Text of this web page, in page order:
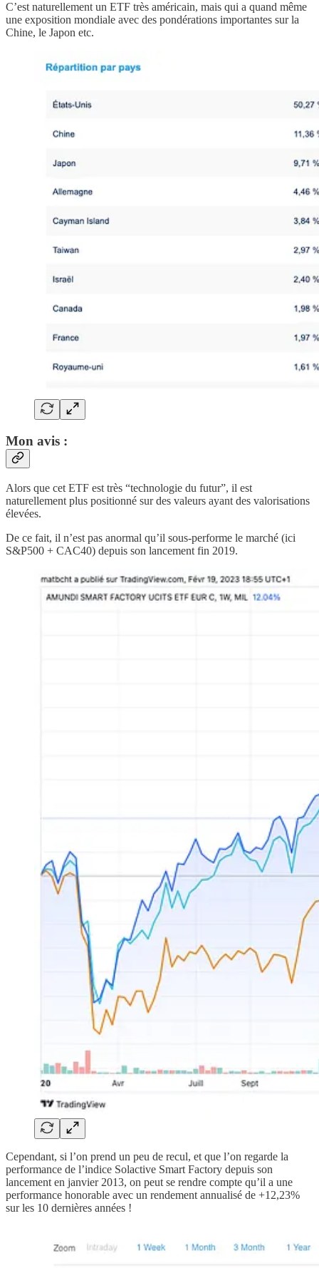
C’est naturellement un ETF très américain, mais qui a quand même
une exposition mondiale avec des pondérations importantes sur la
Chine, le Japon etc.
Mon avis :
Alors que cet ETF est très “technologie du futur”, il est
naturellement plus positionné sur des valeurs ayant des valorisations
élevées.
De ce fait, il n’est pas anormal qu’il sous-performe le marché (ici
S&P500 + CAC40) depuis son lancement fin 2019.
Cependant, si l’on prend un peu de recul, et que l’on regarde la
performance de l’indice Solactive Smart Factory depuis son
lancement en janvier 2013, on peut se rendre compte qu’il a une
performance honorable avec un rendement annualisé de +12,23%
sur les 10 dernières années !